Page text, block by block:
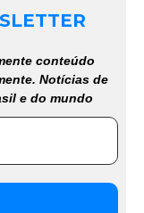
conteúdo
Notícias de
e do mundo